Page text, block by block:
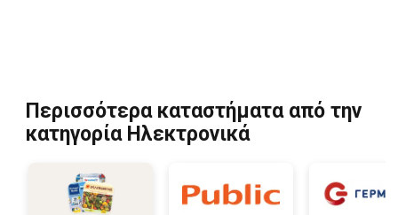
Περισσότερα καταστήματα από την
κατηγορία Hλεκτρονικά